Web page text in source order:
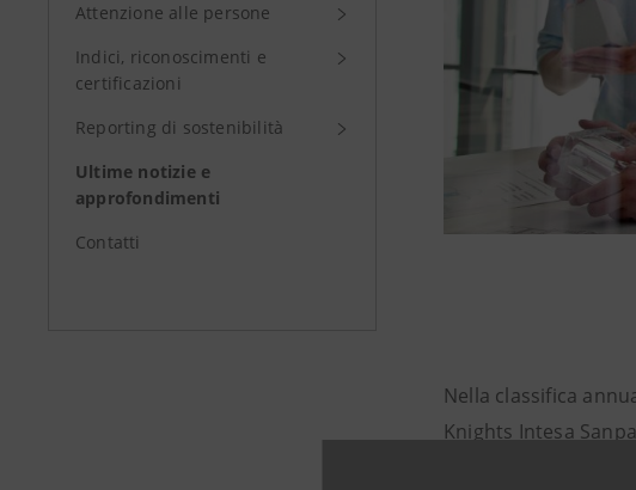
Attenzione alle persone
Indici, riconoscimenti e
certificazioni
Reporting di sostenibilità
Ultime notizie e
approfondimenti
Contatti
Nella classifica
Knights Intesa